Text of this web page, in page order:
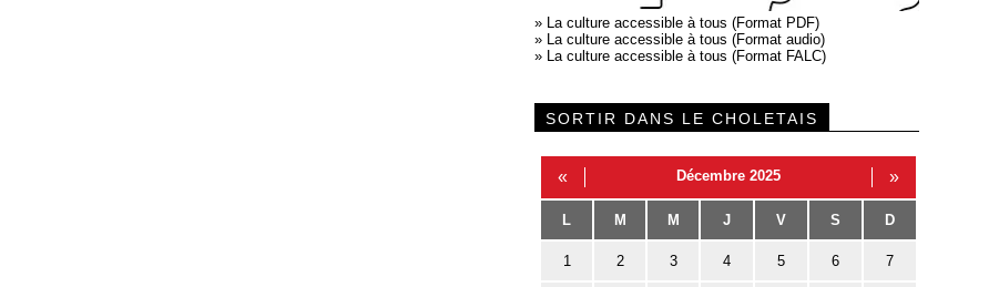
» La culture accessible à tous (Format PDF)
» La culture accessible à tous (Format audio)
» La culture accessible à tous (Format FALC)
SORTIR DANS LE CHOLETAIS
« Décembre 2025 »
L M M J V S D
1 2 3 4 5 6 7